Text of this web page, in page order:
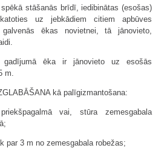
stāšanās brīdī, iedibinātas (esošas)
uz jebkādiem citiem apbūves
galvenās ēkas novietnei, tā jānovieto,
gadījumā ēka ir jānovieto uz esošās
m.
kā palīgizmantošana:
vai, stūra zemesgabala
par 3 m no zemesgabala robežas;